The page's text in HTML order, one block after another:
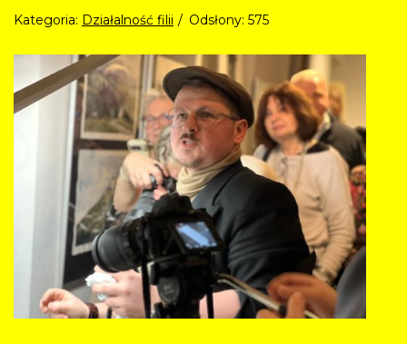
Kategoria: Działalność filii Odsłony: 575